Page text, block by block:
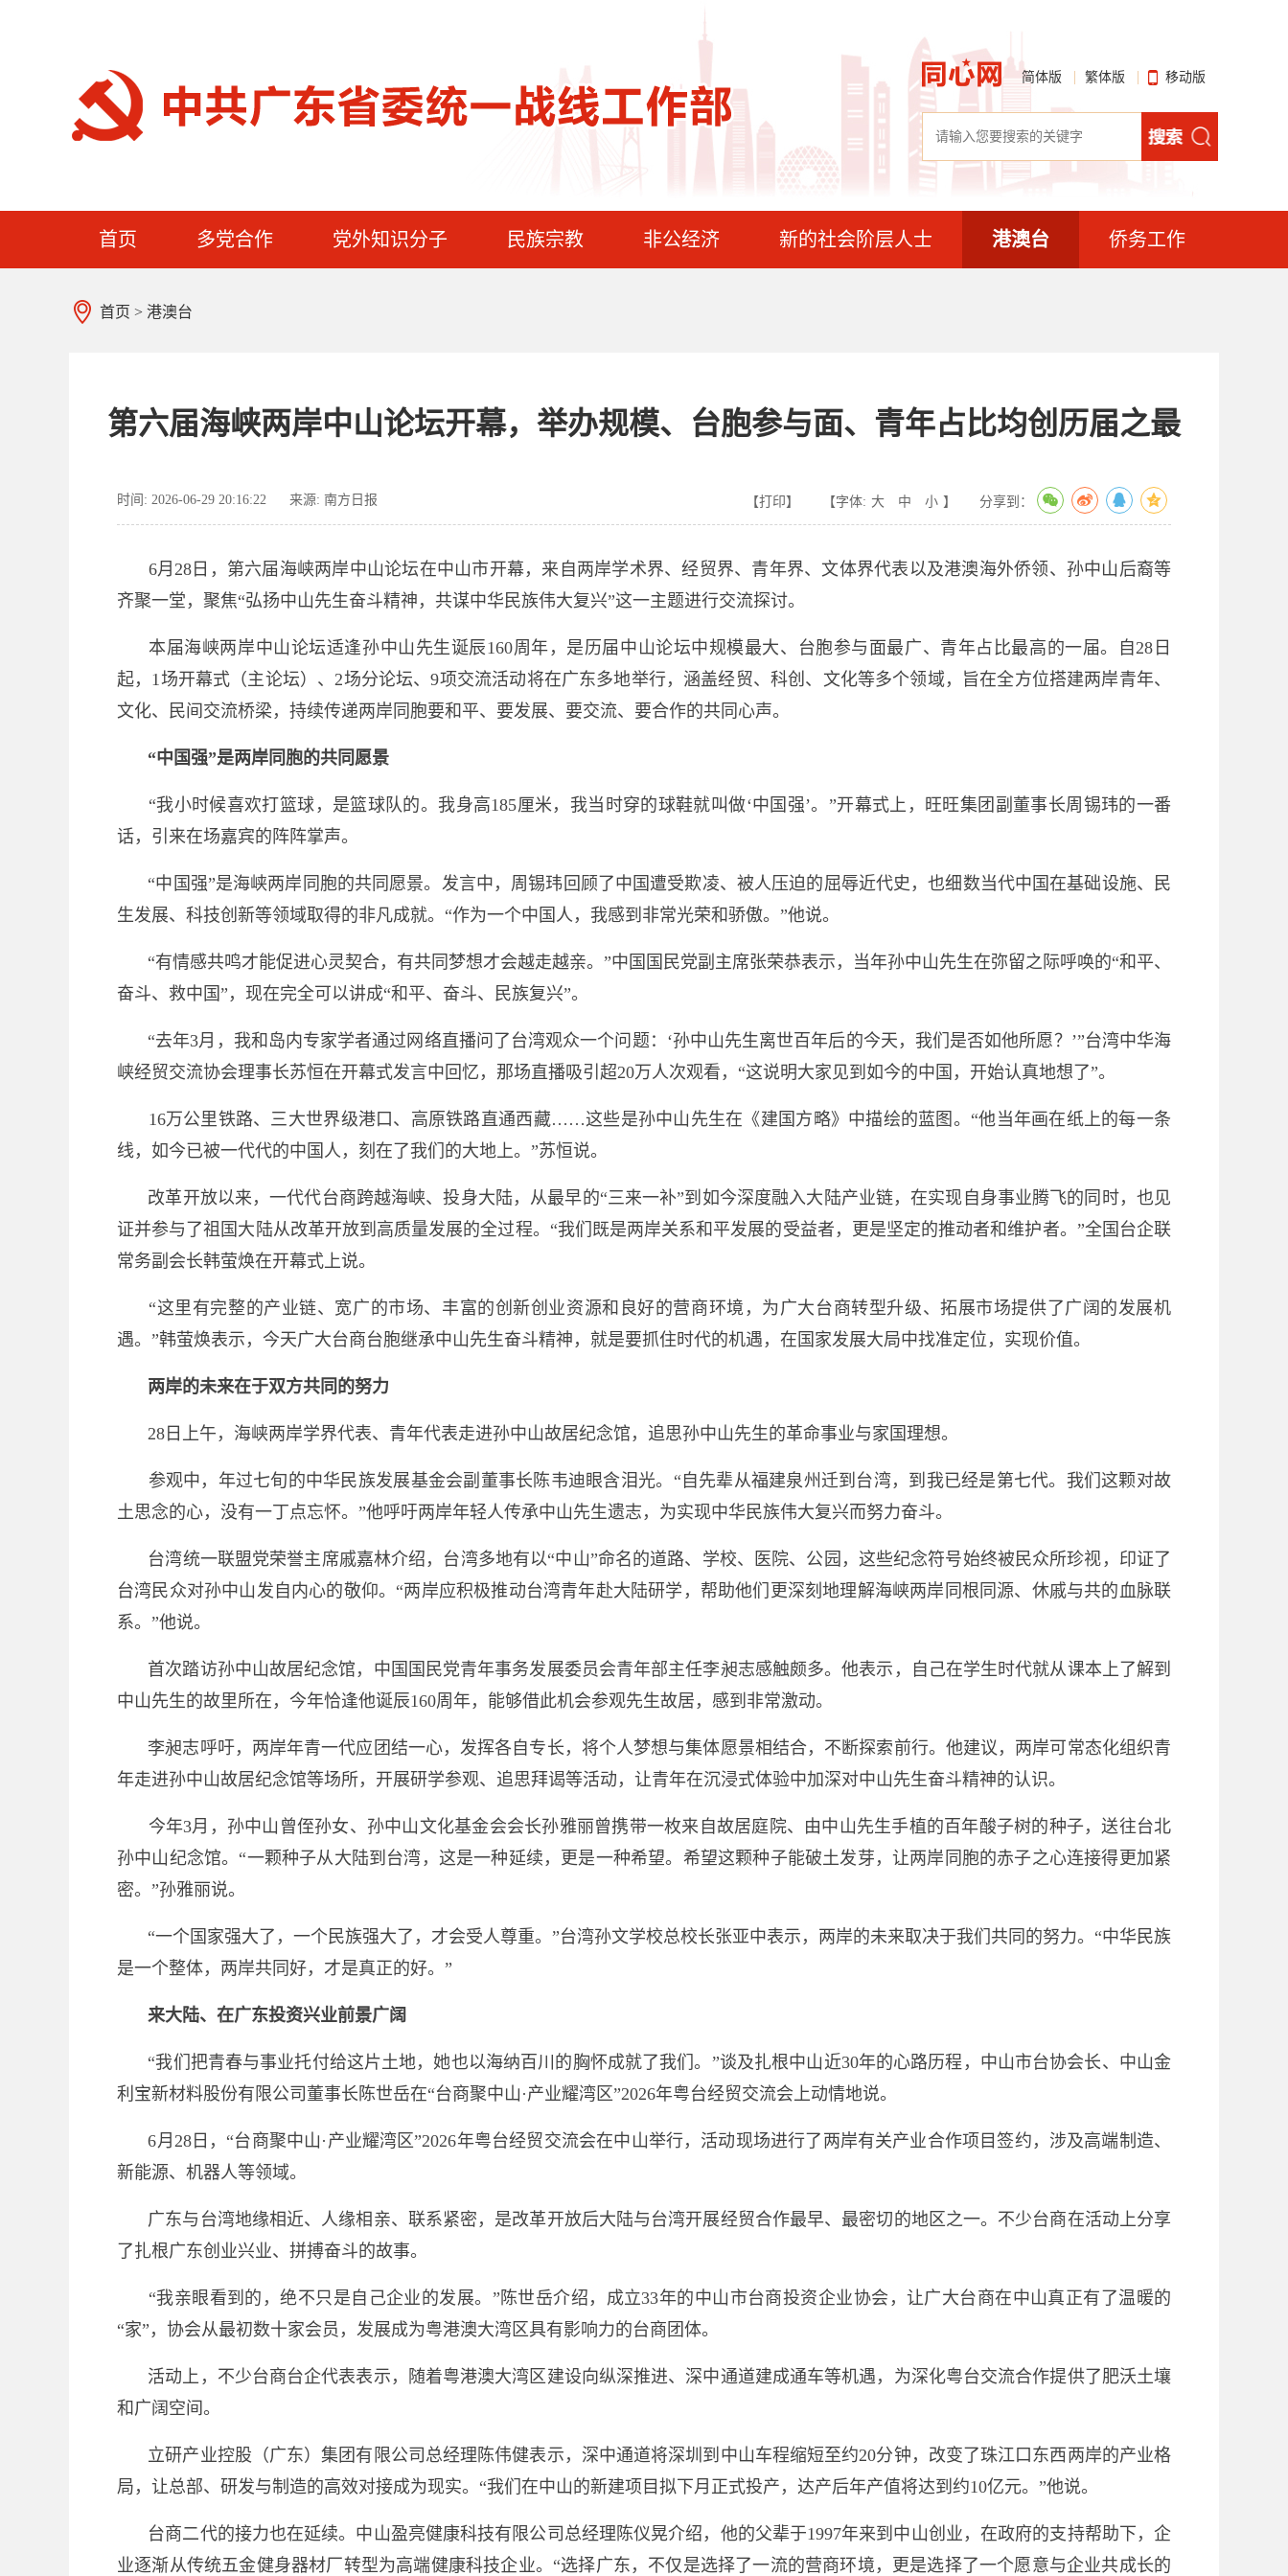
简体版 繁体版 移动版
首页 多党合作 党外知识分子 民族宗教 非公经济 新的社会阶层人士 港澳台 侨务工作
首页 > 港澳台
第六届海峡两岸中山论坛开幕，举办规模、台胞参与面、青年占比均创历届之最
时间: 2026-06-29 20:16:22 来源: 南方日报 【打印】 【字体: 大 中 小 】 分享到：
6月28日，第六届海峡两岸中山论坛在中山市开幕，来自两岸学术界、经贸界、青年界、文体界代表以及港澳海外侨领、孙中山后裔等
齐聚一堂，聚焦“弘扬中山先生奋斗精神，共谋中华民族伟大复兴”这一主题进行交流探讨。
本届海峡两岸中山论坛适逢孙中山先生诞辰160周年，是历届中山论坛中规模最大、台胞参与面最广、青年占比最高的一届。自28日
起，1场开幕式（主论坛）、2场分论坛、9项交流活动将在广东多地举行，涵盖经贸、科创、文化等多个领域，旨在全方位搭建两岸青年、
文化、民间交流桥梁，持续传递两岸同胞要和平、要发展、要交流、要合作的共同心声。
“中国强”是两岸同胞的共同愿景
“我小时候喜欢打篮球，是篮球队的。我身高185厘米，我当时穿的球鞋就叫做‘中国强’。”开幕式上，旺旺集团副董事长周锡玮的一番
话，引来在场嘉宾的阵阵掌声。
“中国强”是海峡两岸同胞的共同愿景。发言中，周锡玮回顾了中国遭受欺凌、被人压迫的屈辱近代史，也细数当代中国在基础设施、民
生发展、科技创新等领域取得的非凡成就。“作为一个中国人，我感到非常光荣和骄傲。”他说。
“有情感共鸣才能促进心灵契合，有共同梦想才会越走越亲。”中国国民党副主席张荣恭表示，当年孙中山先生在弥留之际呼唤的“和平、
奋斗、救中国”，现在完全可以讲成“和平、奋斗、民族复兴”。
“去年3月，我和岛内专家学者通过网络直播问了台湾观众一个问题：‘孙中山先生离世百年后的今天，我们是否如他所愿？’”台湾中华海
峡经贸交流协会理事长苏恒在开幕式发言中回忆，那场直播吸引超20万人次观看，“这说明大家见到如今的中国，开始认真地想了”。
16万公里铁路、三大世界级港口、高原铁路直通西藏……这些是孙中山先生在《建国方略》中描绘的蓝图。“他当年画在纸上的每一条
线，如今已被一代代的中国人，刻在了我们的大地上。”苏恒说。
改革开放以来，一代代台商跨越海峡、投身大陆，从最早的“三来一补”到如今深度融入大陆产业链，在实现自身事业腾飞的同时，也见
证并参与了祖国大陆从改革开放到高质量发展的全过程。“我们既是两岸关系和平发展的受益者，更是坚定的推动者和维护者。”全国台企联
常务副会长韩萤焕在开幕式上说。
“这里有完整的产业链、宽广的市场、丰富的创新创业资源和良好的营商环境，为广大台商转型升级、拓展市场提供了广阔的发展机
遇。”韩萤焕表示，今天广大台商台胞继承中山先生奋斗精神，就是要抓住时代的机遇，在国家发展大局中找准定位，实现价值。
两岸的未来在于双方共同的努力
28日上午，海峡两岸学界代表、青年代表走进孙中山故居纪念馆，追思孙中山先生的革命事业与家国理想。
参观中，年过七旬的中华民族发展基金会副董事长陈韦迪眼含泪光。“自先辈从福建泉州迁到台湾，到我已经是第七代。我们这颗对故
土思念的心，没有一丁点忘怀。”他呼吁两岸年轻人传承中山先生遗志，为实现中华民族伟大复兴而努力奋斗。
台湾统一联盟党荣誉主席戚嘉林介绍，台湾多地有以“中山”命名的道路、学校、医院、公园，这些纪念符号始终被民众所珍视，印证了
台湾民众对孙中山发自内心的敬仰。“两岸应积极推动台湾青年赴大陆研学，帮助他们更深刻地理解海峡两岸同根同源、休戚与共的血脉联
系。”他说。
首次踏访孙中山故居纪念馆，中国国民党青年事务发展委员会青年部主任李昶志感触颇多。他表示，自己在学生时代就从课本上了解到
中山先生的故里所在，今年恰逢他诞辰160周年，能够借此机会参观先生故居，感到非常激动。
李昶志呼吁，两岸年青一代应团结一心，发挥各自专长，将个人梦想与集体愿景相结合，不断探索前行。他建议，两岸可常态化组织青
年走进孙中山故居纪念馆等场所，开展研学参观、追思拜谒等活动，让青年在沉浸式体验中加深对中山先生奋斗精神的认识。
今年3月，孙中山曾侄孙女、孙中山文化基金会会长孙雅丽曾携带一枚来自故居庭院、由中山先生手植的百年酸子树的种子，送往台北
孙中山纪念馆。“一颗种子从大陆到台湾，这是一种延续，更是一种希望。希望这颗种子能破土发芽，让两岸同胞的赤子之心连接得更加紧
密。”孙雅丽说。
“一个国家强大了，一个民族强大了，才会受人尊重。”台湾孙文学校总校长张亚中表示，两岸的未来取决于我们共同的努力。“中华民族
是一个整体，两岸共同好，才是真正的好。”
来大陆、在广东投资兴业前景广阔
“我们把青春与事业托付给这片土地，她也以海纳百川的胸怀成就了我们。”谈及扎根中山近30年的心路历程，中山市台协会长、中山金
利宝新材料股份有限公司董事长陈世岳在“台商聚中山·产业耀湾区”2026年粤台经贸交流会上动情地说。
6月28日，“台商聚中山·产业耀湾区”2026年粤台经贸交流会在中山举行，活动现场进行了两岸有关产业合作项目签约，涉及高端制造、
新能源、机器人等领域。
广东与台湾地缘相近、人缘相亲、联系紧密，是改革开放后大陆与台湾开展经贸合作最早、最密切的地区之一。不少台商在活动上分享
了扎根广东创业兴业、拼搏奋斗的故事。
“我亲眼看到的，绝不只是自己企业的发展。”陈世岳介绍，成立33年的中山市台商投资企业协会，让广大台商在中山真正有了温暖的
“家”，协会从最初数十家会员，发展成为粤港澳大湾区具有影响力的台商团体。
活动上，不少台商台企代表表示，随着粤港澳大湾区建设向纵深推进、深中通道建成通车等机遇，为深化粤台交流合作提供了肥沃土壤
和广阔空间。
立研产业控股（广东）集团有限公司总经理陈伟健表示，深中通道将深圳到中山车程缩短至约20分钟，改变了珠江口东西两岸的产业格
局，让总部、研发与制造的高效对接成为现实。“我们在中山的新建项目拟下月正式投产，达产后年产值将达到约10亿元。”他说。
台商二代的接力也在延续。中山盈亮健康科技有限公司总经理陈仪晃介绍，他的父辈于1997年来到中山创业，在政府的支持帮助下，企
业逐渐从传统五金健身器材厂转型为高端健康科技企业。“选择广东，不仅是选择了一流的营商环境，更是选择了一个愿意与企业共成长的